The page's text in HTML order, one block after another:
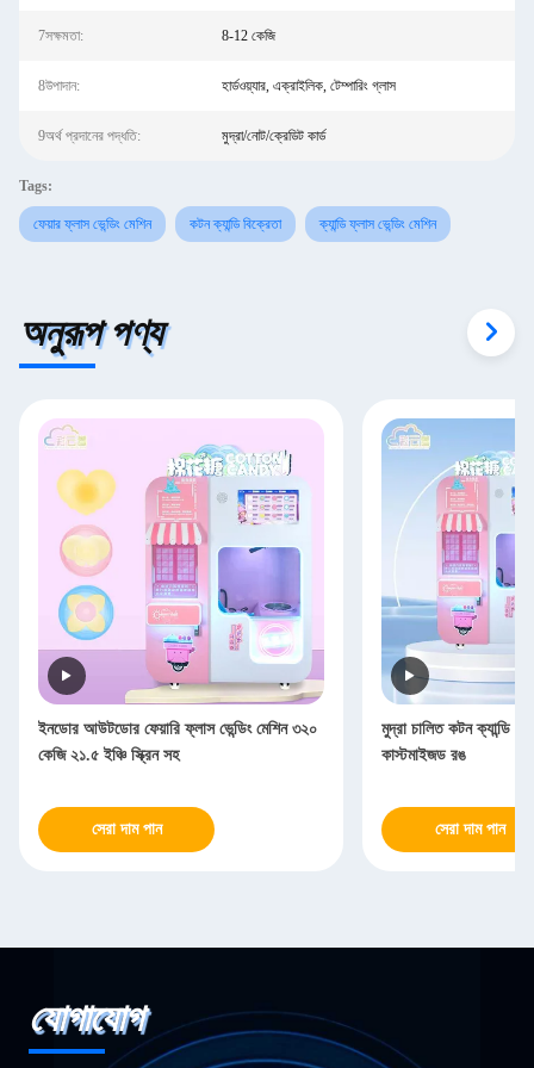
7সক্ষমতা: 8-12 কেজি
8উপাদান: হার্ডওয়্যার, এক্রাইলিক, টেম্পারিং গ্লাস
9অর্থ প্রদানের পদ্ধতি: মুদ্রা/নোট/ক্রেডিট কার্ড
Tags:
ফেয়ার ফ্লাস ভেন্ডিং মেশিন কটন ক্যান্ডি বিক্রেতা ক্যান্ডি ফ্লাস ভেন্ডিং মেশিন
অনুরূপ পণ্য
ইনডোর আউটডোর ফেয়ারি ফ্লাস ভেন্ডিং মেশিন ৩২০
কেজি ২১.৫ ইঞ্চি স্ক্রিন সহ
সেরা দাম পান
মুদ্রা চালিত কটন ক্যান্ডি
কাস্টমাইজড রঙ
সেরা দাম পান
যোগাযোগ